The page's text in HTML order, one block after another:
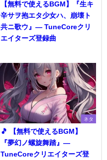
【無料で使えるBGM】『生キ
辛サヲ抱エタ少女ハ、崩壊ト
共ニ歌ウ』― TuneCoreクリ
エイターズ登録曲
ネタ
🎵 【無料で使えるBGM】
『夢幻ノ螺旋舞踏』―
TuneCoreクリエイターズ登